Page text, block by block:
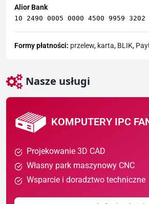
Alior Bank
10 2490 0005 0000 4500 9959 3202
Formy płatności: przelew, karta, BLIK,
Nasze usługi
KOMPUTERY IPC
Projekowanie 3D CAD
Własny park maszynowy CNC
Wsparcie i doradztwo techniczne